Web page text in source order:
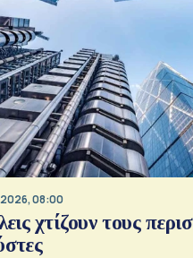
08:00
χτίζουν τους